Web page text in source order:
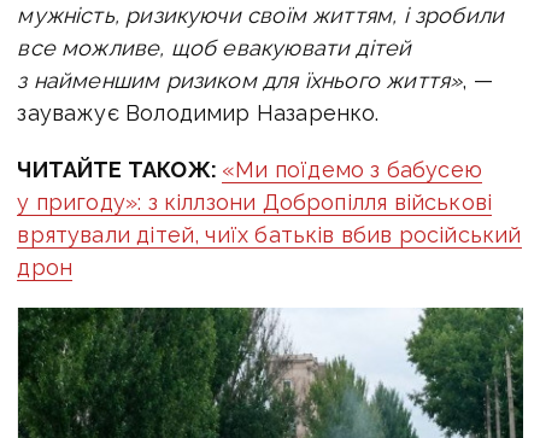
мужність, ризикуючи своїм життям, і зробили
все можливе, щоб евакуювати дітей
з найменшим ризиком для їхнього життя», —
зауважує Володимир Назаренко.
ЧИТАЙТЕ ТАКОЖ: «Ми поїдемо з бабусею
у пригоду»: з кіллзони Добропілля військові
врятували дітей, чиїх батьків вбив російський
дрон